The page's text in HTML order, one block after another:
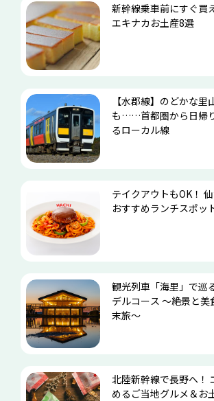
新幹線乗車前にすぐ買
エキナカお土産8選
【水郡線】のどかな里
も……首都圏から日帰
るローカル線
テイクアウトもOK！
おすすめランチスポッ
観光列車「海里」で巡
デルコース ～絶景と美
末旅～
北陸新幹線で長野へ！
めるご当地グルメ＆お